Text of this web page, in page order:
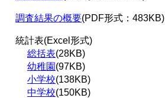
調査結果の概要(PDF形式：483KB)
統計表(Excel形式)
総括表(28KB)
幼稚園 (97KB)
小学校(138KB)
中学校(150KB)